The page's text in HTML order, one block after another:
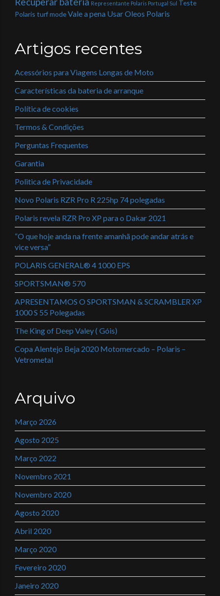
Representante Polaris Portugal Sul Teste
Polaris turf modeVale a pena Usar Oleos Polaris
Artigos recentes
Acessórios para Viagens Longas de Moto
Características da bateria de arranque
Política de cookies
Termos & Condições
Perguntas Frequentes
Garantia
Politica de Privacidade
Novo Polaris RZR Pro R 225hp 74 polegadas
Polaris revela RZR Pro XP para o Dakar 2021
“O que hoje anda na frente amanhã pode andar atrás e
vice versa”
POLARIS GENERAL® 4 1000 EPS
SPORTSMAN® 570
APRESENTAMOS O SPORTSMAN & SCRAMBLER XP
1000 S 55 Polegadas
The King of Deep Valey ( Góis)
Copa Alentejo Beja 2020 Motomercado – Polaris –
Vetrometal
Arquivo
Março 2026
Agosto 2025
Março 2022
Novembro 2021
Novembro 2020
Agosto 2020
Abril 2020
Março 2020
Fevereiro 2020
Janeiro 2020